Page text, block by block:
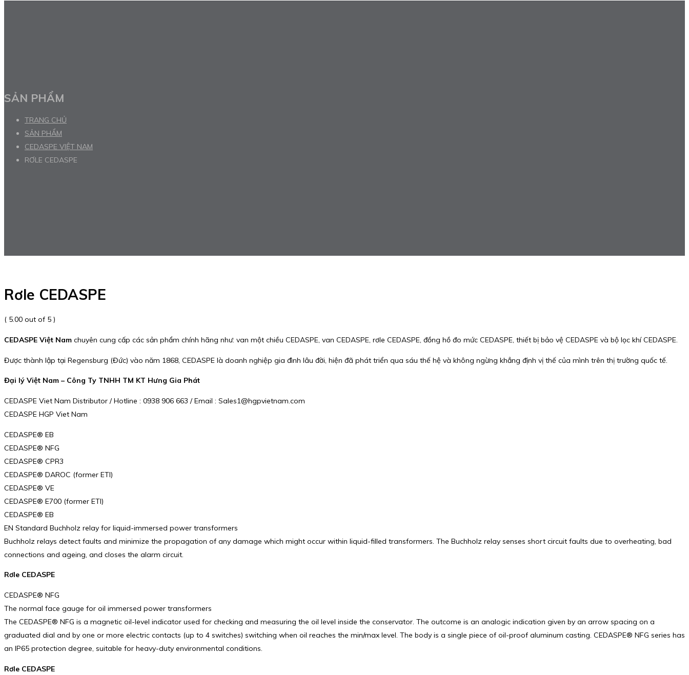
SẢN PHẨM
TRANG CHỦ
SẢN PHẨM
CEDASPE VIỆT NAM
RƠLE CEDASPE
Rơle CEDASPE
( 5.00 out of 5 )
CEDASPE Việt Nam chuyên cung cấp các sản phẩm chính hãng như: van một chiều CEDASPE, van CEDASPE, rơle CEDASPE, đồng hồ đo mức CEDASPE, thiết bị bảo vệ CEDASPE và bộ lọc khí CEDASPE.
Được thành lập tại Regensburg (Đức) vào năm 1868, CEDASPE là doanh nghiệp gia đình lâu đời, hiện đã phát triển qua sáu thế hệ và không ngừng khẳng định vị thế của mình trên thị trường quốc tế.
Đại lý Việt Nam – Công Ty TNHH TM KT Hưng Gia Phát
CEDASPE Viet Nam Distributor / Hotline : 0938 906 663 / Email : Sales1@hgpvietnam.com
CEDASPE HGP Viet Nam
CEDASPE® EB
CEDASPE® NFG
CEDASPE® CPR3
CEDASPE® DAROC (former ETI)
CEDASPE® VE
CEDASPE® E700 (former ETI)
CEDASPE® EB
EN Standard Buchholz relay for liquid-immersed power transformers
Buchholz relays detect faults and minimize the propagation of any damage which might occur within liquid-filled transformers. The Buchholz relay senses short circuit faults due to overheating, bad
connections and ageing, and closes the alarm circuit.
Rơle CEDASPE
CEDASPE® NFG
The normal face gauge for oil immersed power transformers
The CEDASPE® NFG is a magnetic oil-level indicator used for checking and measuring the oil level inside the conservator. The outcome is an analogic indication given by an arrow spacing on a
graduated dial and by one or more electric contacts (up to 4 switches) switching when oil reaches the min/max level. The body is a single piece of oil-proof aluminum casting. CEDASPE® NFG series has
an IP65 protection degree, suitable for heavy-duty environmental conditions.
Rơle CEDASPE